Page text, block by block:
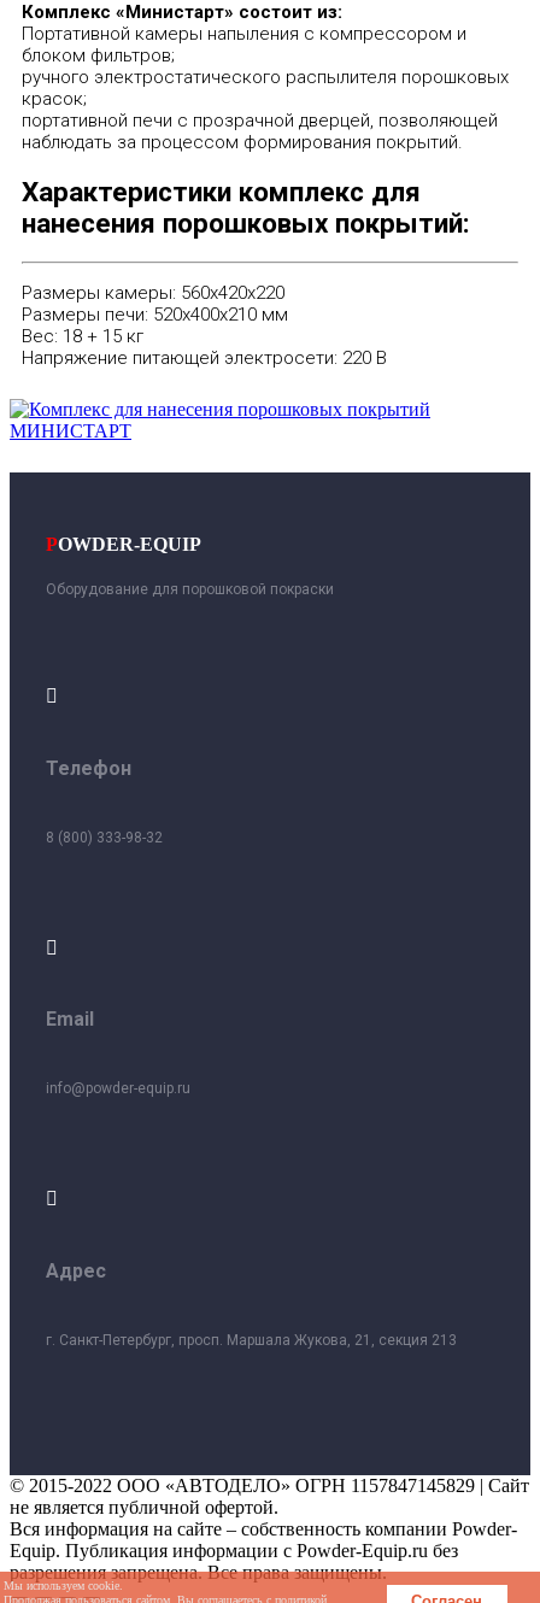
Комплекс «Министарт» состоит из:
Портативной камеры напыления с компрессором и
блоком фильтров;
ручного электростатического распылителя порошковых
красок;
портативной печи с прозрачной дверцей, позволяющей
наблюдать за процессом формирования покрытий.
Характеристики комплекс для
нанесения порошковых покрытий:
Размеры камеры: 560х420х220
Размеры печи: 520х400х210 мм
Вес: 18 + 15 кг
Напряжение питающей электросети: 220 В
POWDER-EQUIP
Оборудование для порошковой покраски

Телефон
8 (800) 333-98-32

Email
info@powder-equip.ru

Адрес
г. Санкт-Петербург, просп. Маршала Жукова, 21, секция 213
© 2015-2022 ООО «АВТОДЕЛО» ОГРН 1157847145829 | Сайт
не является публичной офертой.
Вся информация на сайте – собственность компании Powder-
Equip. Публикация информации с Powder-Equip.ru без
разрешения запрещена. Все права защищены.
Мы используем cookie.
Продолжая пользоваться сайтом, Вы соглашаетесь с политикой